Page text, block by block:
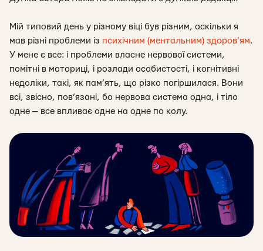
Мій типовий день у різному віці був різним, оскільки я
мав різні проблеми із психічним (ментальним) здоров’ям.
У мене є все: і проблеми власне нервової системи,
помітні в моториці, і розлади особистості, і когнітивні
недоліки, такі, як пам’ять, що різко погіршилася. Вони
всі, звісно, пов’язані, бо нервова система одна, і тіло
одне — все впливає одне на одне по колу.